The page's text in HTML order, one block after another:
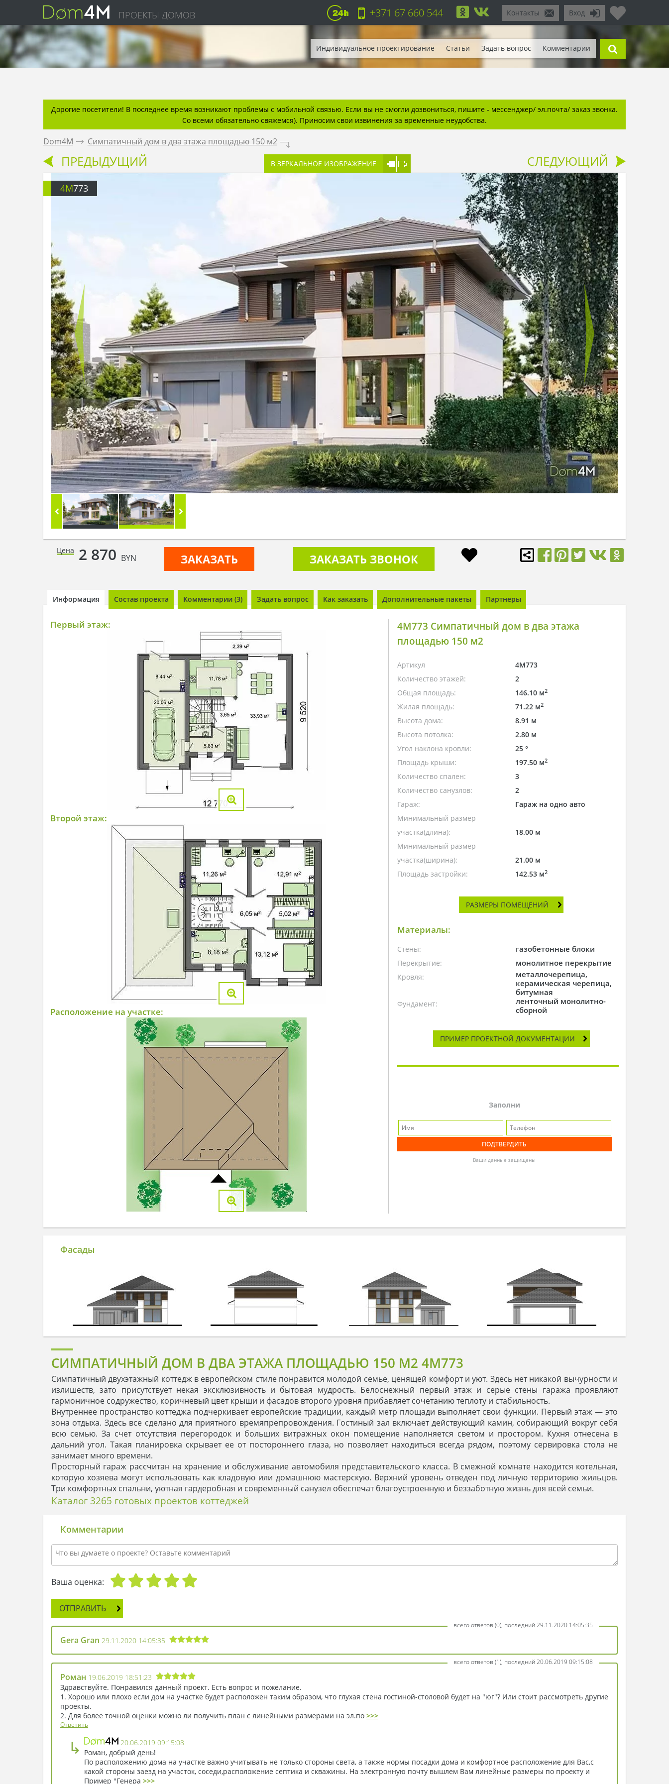
ПРОЕКТЫ ДОМОВ Вход
Контакты
+371 67 660 544
Индивидуальное проектирование Статьи Задать вопрос Комментарии
Дорогие посетители! В последнее время возникают проблемы с мобильной связью. Если вы не смогли дозвониться, пишите - мессенджер/ эл.почта/ заказ звонка.
Со всеми обязательно свяжемся). Приносим свои извинения за временные неудобства.
Dom4M . Симпатичный дом в два этажа площадью 150 м2 .
ПРЕДЫДУЩИЙ В ЗЕРКАЛЬНОЕ ИЗОБРАЖЕНИЕ СЛЕДУЮЩИЙ
4M773
Цена 2 870 BYN ЗАКАЗАТЬ ЗАКАЗАТЬ ЗВОНОК
Информация Состав проекта Комментарии (3) Задать вопрос Как заказать Дополнительные пакеты Партнеры
Первый этаж:
Второй этаж:
Расположение на участке:
4M773 Симпатичный дом в два этажа
площадью 150 м2
Артикул
4M773
Количество этажей:
2
Общая площадь:
146.10 м2
Жилая площадь: 71.22 м2
Высота дома:
8.91 м
Высота потолка:
2.80 м
Угол наклона кровли:
25 °
Площадь крыши:
197.50 м2
Количество спален:
3
Количество санузлов:
2
Гараж:
Гараж на одно авто
Минимальный размер
участка(длина):
18.00 м
Минимальный размер
участка(ширина):
21.00 м
Площадь застройки:
142.53 м2
РАЗМЕРЫ ПОМЕЩЕНИЙ
Материалы:
Стены: газобетонные блоки
Перекрытие: монолитное перекрытие
Кровля:
металлочерепица,
керамическая черепица,
битумная
Фундамент:
ленточный монолитно-
сборной
ПРИМЕР ПРОЕКТНОЙ ДОКУМЕНТАЦИИ
Заполни
Ваши данные защищены
Фасады
СИМПАТИЧНЫЙ ДОМ В ДВА ЭТАЖА ПЛОЩАДЬЮ 150 М2 4M773
Симпатичный двухэтажный коттедж в европейском стиле понравится молодой семье, ценящей комфорт и уют. Здесь нет никакой вычурности и
излишеств, зато присутствует некая эксклюзивность и бытовая мудрость. Белоснежный первый этаж и серые стены гаража проявляют
гармоничное содружество, коричневый цвет крыши и фасадов второго уровня прибавляет сочетанию теплоту и стабильность.
Внутреннее пространство коттеджа подчеркивает европейские традиции, каждый метр площади выполняет свои функции. Первый этаж — это
зона отдыха. Здесь все сделано для приятного времяпрепровождения. Гостиный зал включает действующий камин, собирающий вокруг себя
всю семью. За счет отсутствия перегородок и больших витражных окон помещение наполняется светом и простором. Кухня отнесена в
дальний угол. Такая планировка скрывает ее от постороннего глаза, но позволяет находиться всегда рядом, поэтому сервировка стола не
занимает много времени.
Просторный гараж рассчитан на хранение и обслуживание автомобиля представительского класса. В смежной комнате находится котельная,
которую хозяева могут использовать как кладовую или домашнюю мастерскую. Верхний уровень отведен под личную территорию жильцов.
Три комфортных спальни, уютная гардеробная и современный санузел обеспечат благоустроенную и беззаботную жизнь для всей семьи.
Каталог 3265 готовых проектов коттеджей
Комментарии
Ваша оценка:
ОТПРАВИТЬ
всего ответов (0), последний 29.11.2020 14:05:35
Gera Gran 29.11.2020 14:05:35
всего ответов (1), последний 20.06.2019 09:15:08
Роман 19.06.2019 18:51:23
Здравствуйте. Понравился данный проект. Есть вопрос и пожелание.
1. Хорошо или плохо если дом на участке будет расположен таким образом, что глухая стена гостиной-столовой будет на "юг"? Или стоит рассмотреть другие
проекты.
2. Для более точной оценки можно ли получить план с линейными размерами на эл.по >>>
Ответить
↳
20.06.2019 09:15:08
Роман, добрый день!
По расположению дома на участке важно учитывать не только стороны света, а также нормы посадки дома и комфортное расположение для Вас,с
какой стороны заезд на участок, соседи,расположение септика и скважины. На электронную почту вышлем Вам линейные размеры по проекту и
Пример "Генера >>>